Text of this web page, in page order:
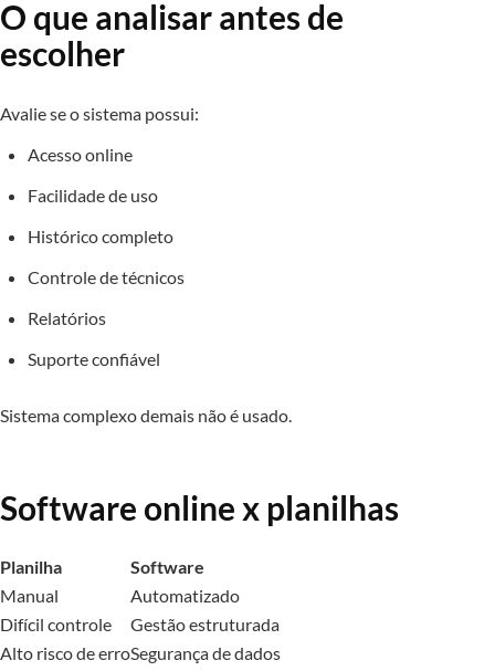
O que analisar antes de
escolher
Avalie se o sistema possui:
Acesso online
Facilidade de uso
Histórico completo
Controle de técnicos
Relatórios
Suporte confiável
Sistema complexo demais não é usado.
Software online x planilhas
Planilha
Software
Manual
Automatizado
Difícil controle
Gestão estruturada
Alto risco de erroSegurança de dados